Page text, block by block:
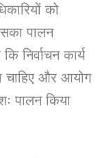
को
पालन
निर्वाचन कार्य
चाहिए और आयोग
पालन किया